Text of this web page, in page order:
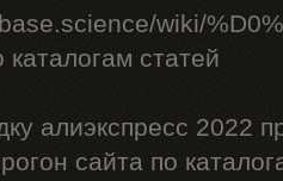
wiki/
каталогам статей
алиэкспресс 2022
сайта по